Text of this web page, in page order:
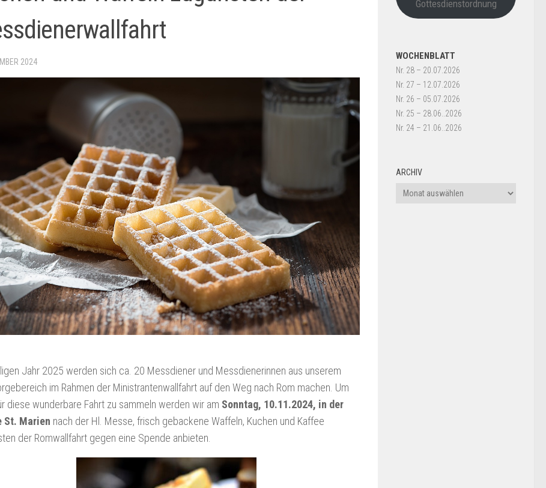
2024
Jahr 2025 werden sich ca. 20 Messdiener und Messdienerinnen aus unserem
im Rahmen der Ministrantenwallfahrt auf den Weg nach Rom machen. Um
diese wunderbare Fahrt zu sammeln werden wir am Sonntag, 10.11.2024, in der
St. Marien nach der Hl. Messe, frisch gebackene Waffeln, Kuchen und Kaffee
der Romwallfahrt gegen eine Spende anbieten.
Gottesdienstordnung
WOCHENBLATT
Nr. 28 – 20.07.2026
Nr. 27 – 12.07.2026
Nr. 26 – 05.07.2026
Nr. 25 – 28.06..2026
Nr. 24 – 21.06..2026
ARCHIV
Archiv